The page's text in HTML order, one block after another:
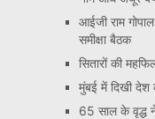
आईजी राम
समीक्षा बैठक
सितारों की
मुंबई में दिखी देश
65 साल के वृद्ध